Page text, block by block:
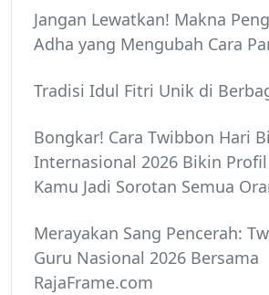
Jangan Lewatkan! Makna
Adha yang Mengubah Cara
Tradisi Idul Fitri Unik di
Bongkar! Cara Twibbon Hari
Internasional 2026 Bikin
Kamu Jadi Sorotan Semua
Merayakan Sang Pencerah:
Guru Nasional 2026 Bersama
RajaFrame.com